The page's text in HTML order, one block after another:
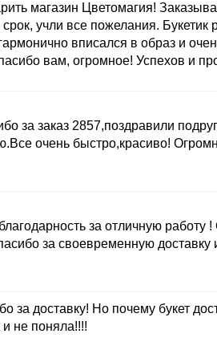
магазин Цветомагия!
учли все пожелания. Букетик
вписался в образ и
вам, огромное! Успехов и
за заказ 2857,поздравили
очень быстро,красиво!
за отличную
за своевременную
за доставку! Но почему букет
и не поняла!!!!